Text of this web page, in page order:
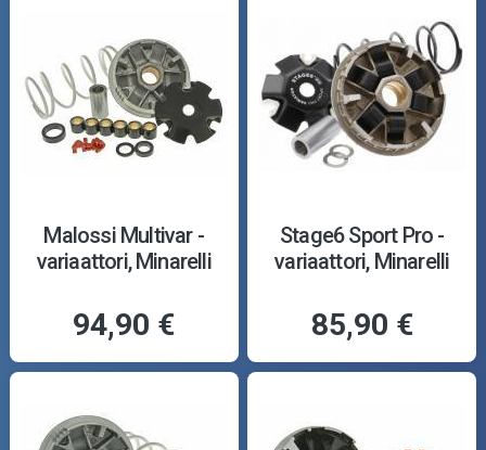
Malossi Multivar -
variaattori, Minarelli
94,90 €
Stage6 Sport Pro -
variaattori, Minarelli
85,90 €